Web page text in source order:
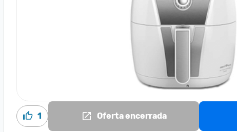
1 Oferta encerrada